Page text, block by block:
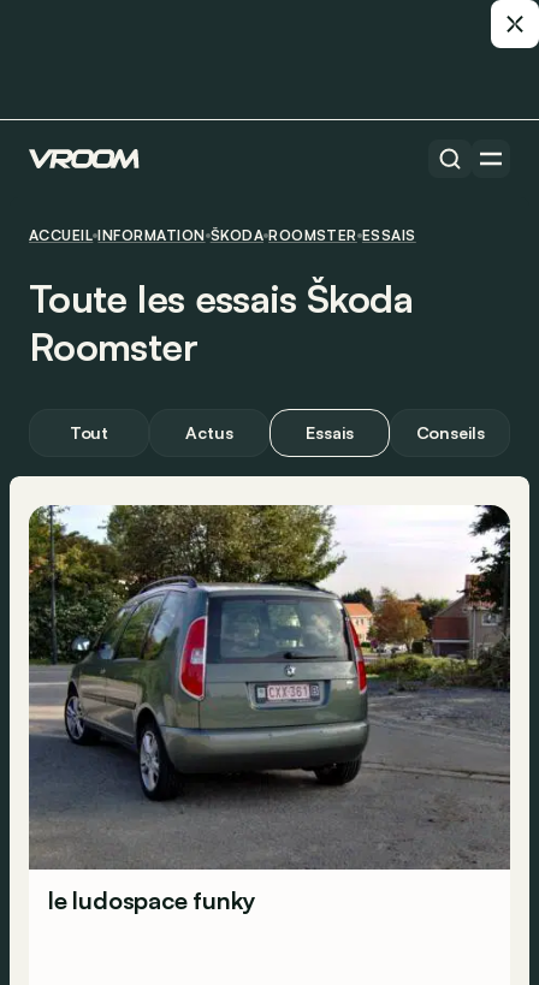
ACCUEIL INFORMATION ŠKODA ROOMSTER ESSAIS
Toute les essais Škoda
Roomster
Tout Actus Essais Conseils
le ludospace funky